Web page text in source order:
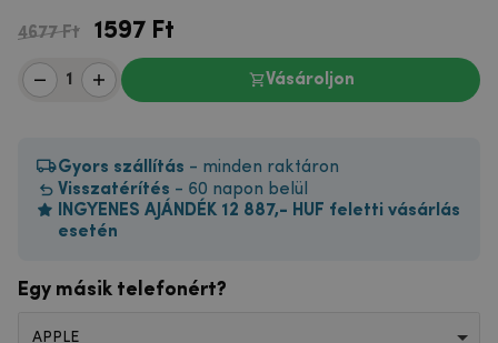
4677 Ft 1597 Ft
Vásároljon
Gyors szállítás - minden raktáron
Visszatérítés - 60 napon belül
INGYENES AJÁNDÉK 12 887,- HUF feletti vásárlás
esetén
Egy másik telefonért?
APPLE